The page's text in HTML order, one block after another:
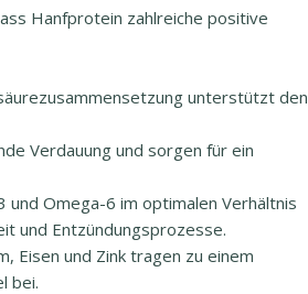
Hanfprotein zahlreiche positive
unterstützt den
Verdauung und sorgen für ein
und Omega-6 im optimalen Verhältnis
und Entzündungsprozesse.
Eisen und Zink tragen zu einem
bei.